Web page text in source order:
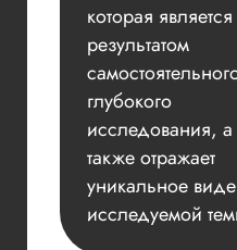
которая является
результатом
глубокого
исследования, а
также отражает
уникальное
исследуемой